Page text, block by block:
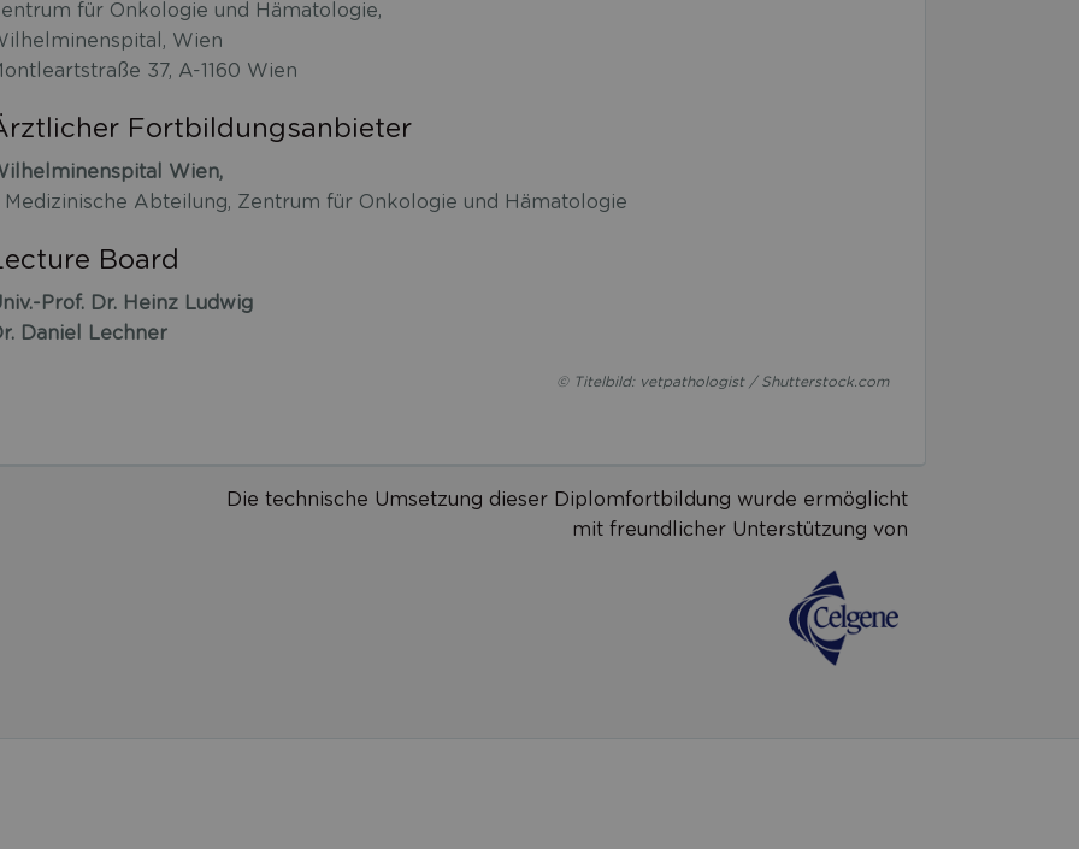
für Onkologie und Hämatologie,
Wien
37, A-1160 Wien
Fortbildungsanbieter
Wien,
Medizinische Abteilung, Zentrum für Onkologie und Hämatologie
Board
Prof. Dr. Heinz Ludwig
Daniel Lechner
© Titelbild: vetpathologist / Shutterstock.com
Die technische Umsetzung dieser Diplomfortbildung wurde ermöglicht
mit freundlicher Unterstützung von